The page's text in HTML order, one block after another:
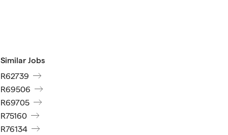
Similar Jobs
R62739
R69506
R69705
R75160
R76134